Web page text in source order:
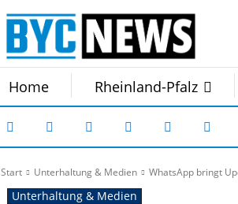
Home Rheinland-Pfalz
Start Unterhaltung & Medien WhatsApp bringt
Unterhaltung & Medien